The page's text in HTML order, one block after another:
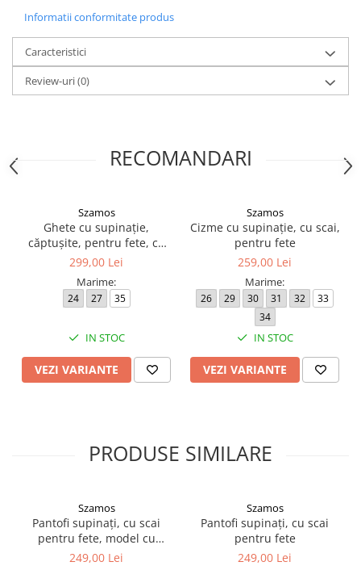
Informatii conformitate produs
Caracteristici
Review-uri(0)
RECOMANDARI
Szamos
Ghete cu supinație,
căptușite, pentru fete, cu
model de unicorn
299,00 Lei
Marime:
24 27 35
IN STOC
VEZI VARIANTE
Szamos
Cizme cu supinație, cu scai,
pentru fete
259,00 Lei
Marime:
26 29 30 31 32
33
34
IN STOC
VEZI VARIANTE
PRODUSE SIMILARE
Szamos
Pantofi supinați, cu scai
pentru fete, model cu
inimioară
249,00 Lei
Szamos
Pantofi supinați, cu scai
pentru fete
249,00 Lei